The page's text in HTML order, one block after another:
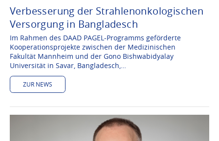
Verbesserung der Strahlenonkologischen
Versorgung in Bangladesch
Im Rahmen des DAAD PAGEL-Programms geförderte
Kooperationsprojekte zwischen der Medizinischen
Fakultät Mannheim und der Gono Bishwabidyalay
Universität in Savar, Bangladesch,…
ZUR NEWS